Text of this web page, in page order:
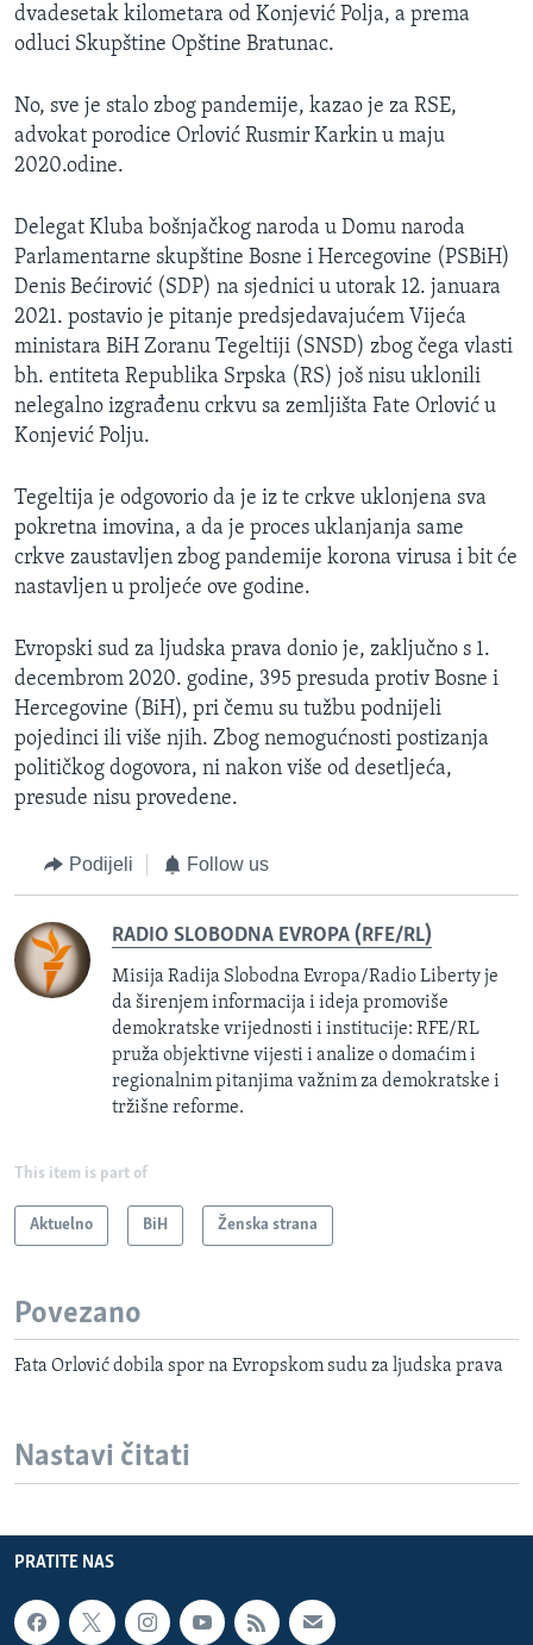
dvadesetak kilometara od Konjević Polja, a prema
odluci Skupštine Opštine Bratunac.
No, sve je stalo zbog pandemije, kazao je za RSE,
advokat porodice Orlović Rusmir Karkin u maju
2020.odine.
Delegat Kluba bošnjačkog naroda u Domu naroda
Parlamentarne skupštine Bosne i Hercegovine (PSBiH)
Denis Bećirović (SDP) na sjednici u utorak 12. januara
2021. postavio je pitanje predsjedavajućem Vijeća
ministara BiH Zoranu Tegeltiji (SNSD) zbog čega vlasti
bh. entiteta Republika Srpska (RS) još nisu uklonili
nelegalno izgrađenu crkvu sa zemljišta Fate Orlović u
Konjević Polju.
Tegeltija je odgovorio da je iz te crkve uklonjena sva
pokretna imovina, a da je proces uklanjanja same
crkve zaustavljen zbog pandemije korona virusa i bit će
nastavljen u proljeće ove godine.
Evropski sud za ljudska prava donio je, zaključno s 1.
decembrom 2020. godine, 395 presuda protiv Bosne i
Hercegovine (BiH), pri čemu su tužbu podnijeli
pojedinci ili više njih. Zbog nemogućnosti postizanja
političkog dogovora, ni nakon više od desetljeća,
presude nisu provedene.
Podijeli Follow us
RADIO SLOBODNA EVROPA (RFE/RL)
Misija Radija Slobodna Evropa/Radio Liberty je
da širenjem informacija i ideja promoviše
demokratske vrijednosti i institucije: RFE/RL
pruža objektivne vijesti i analize o domaćim i
regionalnim pitanjima važnim za demokratske i
tržišne reforme.
This item is part of
Aktuelno BiH Ženska strana
Povezano
Fata Orlović dobila spor na Evropskom sudu za ljudska prava
Nastavi čitati
PRATITE NAS